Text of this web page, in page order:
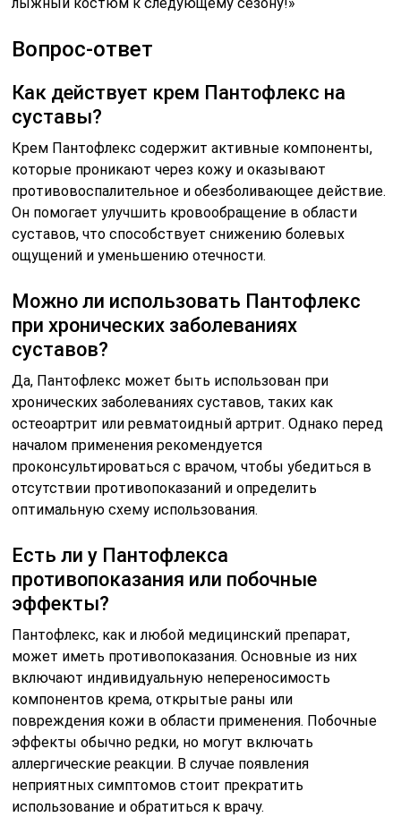
лыжный костюм к следующему сезону!»
Вопрос-ответ
Как действует крем Пантофлекс на
суставы?
Крем Пантофлекс содержит активные компоненты,
которые проникают через кожу и оказывают
противовоспалительное и обезболивающее действие.
Он помогает улучшить кровообращение в области
суставов, что способствует снижению болевых
ощущений и уменьшению отечности.
Можно ли использовать Пантофлекс
при хронических заболеваниях
суставов?
Да, Пантофлекс может быть использован при
хронических заболеваниях суставов, таких как
остеоартрит или ревматоидный артрит. Однако перед
началом применения рекомендуется
проконсультироваться с врачом, чтобы убедиться в
отсутствии противопоказаний и определить
оптимальную схему использования.
Есть ли у Пантофлекса
противопоказания или побочные
эффекты?
Пантофлекс, как и любой медицинский препарат,
может иметь противопоказания. Основные из них
включают индивидуальную непереносимость
компонентов крема, открытые раны или
повреждения кожи в области применения. Побочные
эффекты обычно редки, но могут включать
аллергические реакции. В случае появления
неприятных симптомов стоит прекратить
использование и обратиться к врачу.